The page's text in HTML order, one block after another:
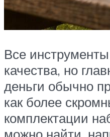
Все
качества, но
деньги обычно
как более
комплектации
можно найти,